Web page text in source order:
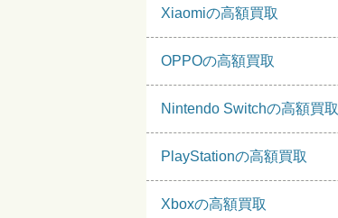
Xiaomiの高額買取
OPPOの高額買取
Nintendo Switchの高額買取
PlayStationの高額買取
Xboxの高額買取